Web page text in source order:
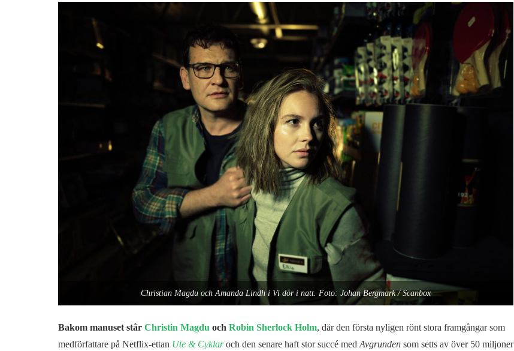
Christian Magdu och Amanda Lindh i Vi dör i natt. Foto: Johan Bergmark / Scanbox
Bakom manuset står Christin Magdu och Robin Sherlock Holm, där den första nyligen rönt stora framgångar som
medförfattare på Netflix-ettan Ute & Cyklaroch den senare haft stor succé med Avgrundensom setts av över 50 miljoner